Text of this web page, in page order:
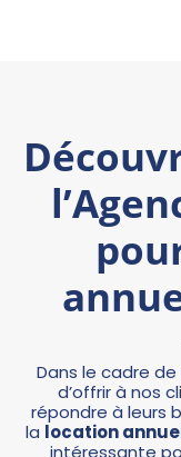
Dans le cadre
d’offrir à nos
répondre à leurs
la location
intéressante